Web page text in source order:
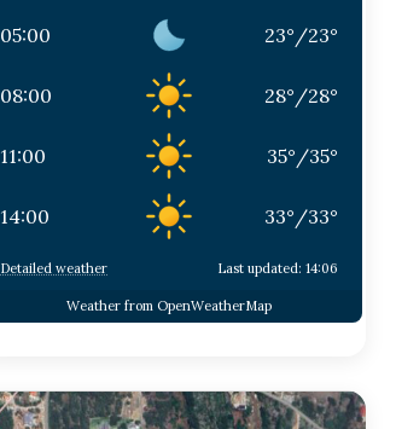
05:00 23° /23°
08:00 28° /28°
11:00 35° /35°
14:00 33° /33°
Detailed weather Last updated: 14:06
Weather from OpenWeatherMap